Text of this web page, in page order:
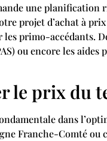
une planification
projet d’achat à
primo-accédants.
ou encore les aides
le prix du
dans
Franche-Comté ou